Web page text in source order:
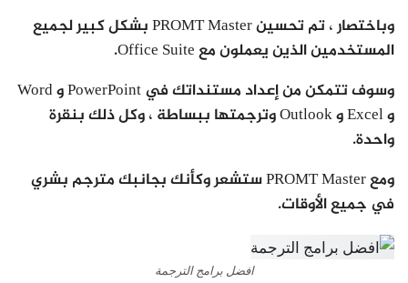
وباختصار ، تم تحسين PROMT Master بشكل كبير لجميع
المستخدمين الذين يعملون مع Office Suite.
وسوف تتمكن من إعداد مستنداتك في PowerPoint و Word
و Excel و Outlook وترجمتها ببساطة ، وكل ذلك بنقرة
واحدة.
ومع PROMT Master ستشعر وكأنك بجانبك مترجم بشري
في جميع الأوقات.
افضل برامج الترجمة